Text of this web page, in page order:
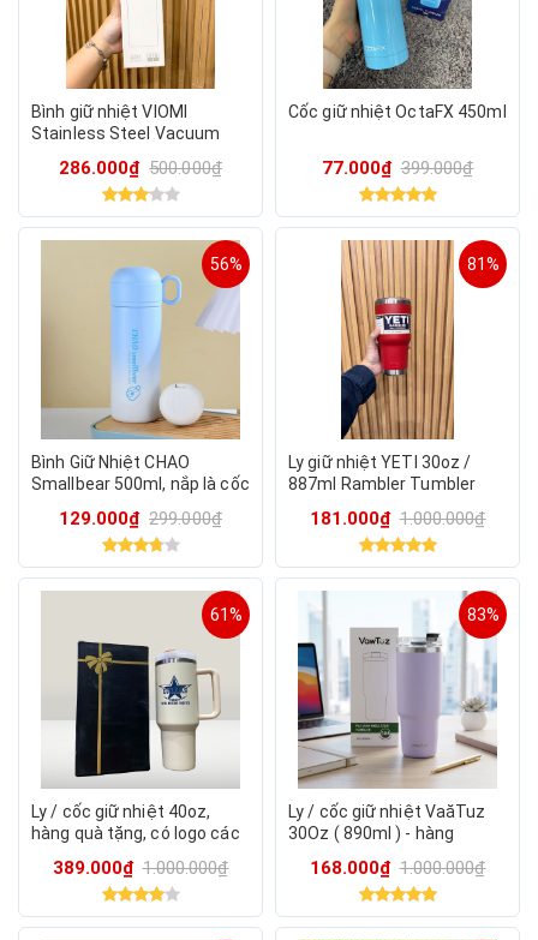
Bình giữ nhiệt VIOMI
Stainless Steel Vacuum
286.000₫ 500.000₫
Cốc giữ nhiệt OctaFX 450ml
77.000₫ 399.000₫
56%
Bình Giữ Nhiệt CHAO
Smallbear 500ml, nắp là cốc
nhiên129.000₫ 299.000₫
81%
Ly giữ nhiệt YETI 30oz /
887ml Rambler Tumbler
181.000₫ 1.000.000₫
61%
Ly / cốc giữ nhiệt 40oz,
hàng quà tặng, có logo các
logo ngẫu nhiên)
389.000₫ 1.000.000₫
83%
Ly / cốc giữ nhiệt VaăTuz
30Oz ( 890ml ) - hàng
168.000₫ 1.000.000₫